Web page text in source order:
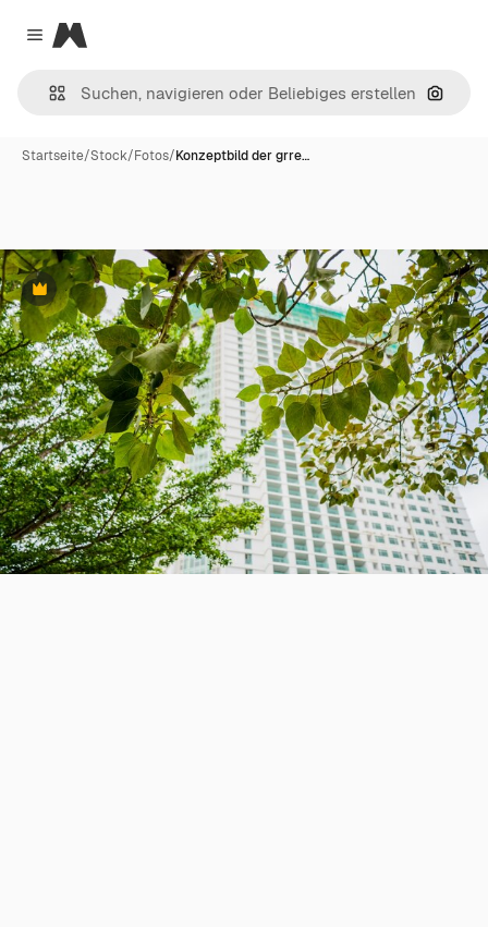
Close menu
Magnific
Nach
Startseite/Stock/Fotos/Konzeptbild der grre…
Premium